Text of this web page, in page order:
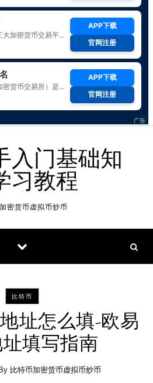
入门基础知
习教程
密货币虚拟币炒币
比特币
址怎么填-欧易
填写指南
比特币加密货币虚拟币炒币